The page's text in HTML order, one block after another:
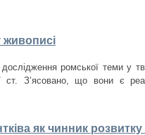
ромської теми у
ст. З’ясовано, що вони є
як чинник